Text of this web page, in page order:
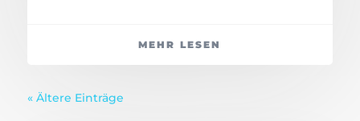
MEHR LESEN
« Ältere Einträge